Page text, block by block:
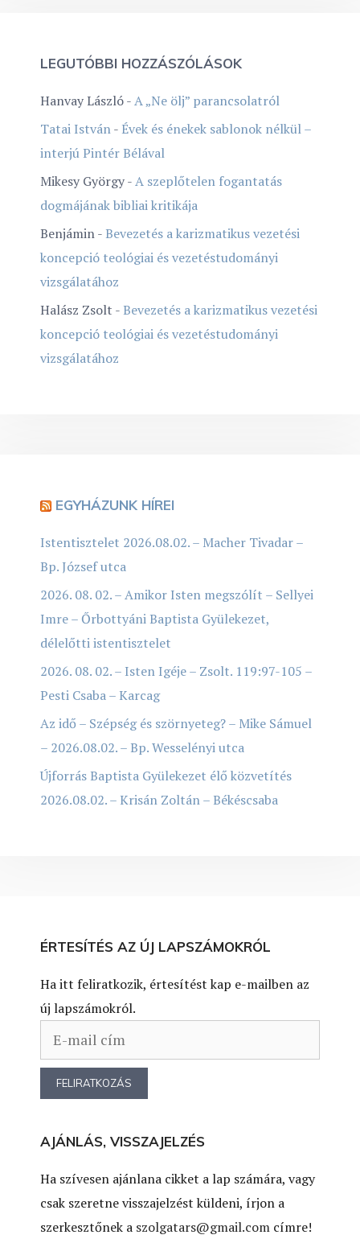
LEGUTÓBBI HOZZÁSZÓLÁSOK
Hanvay László-A „Ne ölj” parancsolatról
Tatai István- Évek és énekek sablonok nélkül –
interjú Pintér Bélával
Mikesy György-A szeplőtelen fogantatás
dogmájának bibliai kritikája
Benjámin-Bevezetés a karizmatikus vezetési
koncepció teológiai és vezetéstudományi
vizsgálatához
Halász Zsolt -Bevezetés a karizmatikus vezetési
koncepció teológiai és vezetéstudományi
vizsgálatához
EGYHÁZUNK HÍREI
Istentisztelet 2026.08.02. – Macher Tivadar –
Bp. József utca
2026. 08. 02. – Amikor Isten megszólít – Sellyei
Imre – Őrbottyáni Baptista Gyülekezet,
délelőtti istentisztelet
2026. 08. 02. – Isten Igéje – Zsolt. 119:97-105 –
Pesti Csaba – Karcag
Az idő – Szépség és szörnyeteg? – Mike Sámuel
– 2026.08.02. – Bp. Wesselényi utca
Újforrás Baptista Gyülekezet élő közvetítés
2026.08.02. – Krisán Zoltán – Békéscsaba
ÉRTESÍTÉS AZ ÚJ LAPSZÁMOKRÓL
Ha itt feliratkozik, értesítést kap e-mailben az
új lapszámokról.
AJÁNLÁS, VISSZAJELZÉS
Ha szívesen ajánlana cikket a lap számára, vagy
csak szeretne visszajelzést küldeni, írjon a
szerkesztőnek a szolgatars@gmail.com címre!